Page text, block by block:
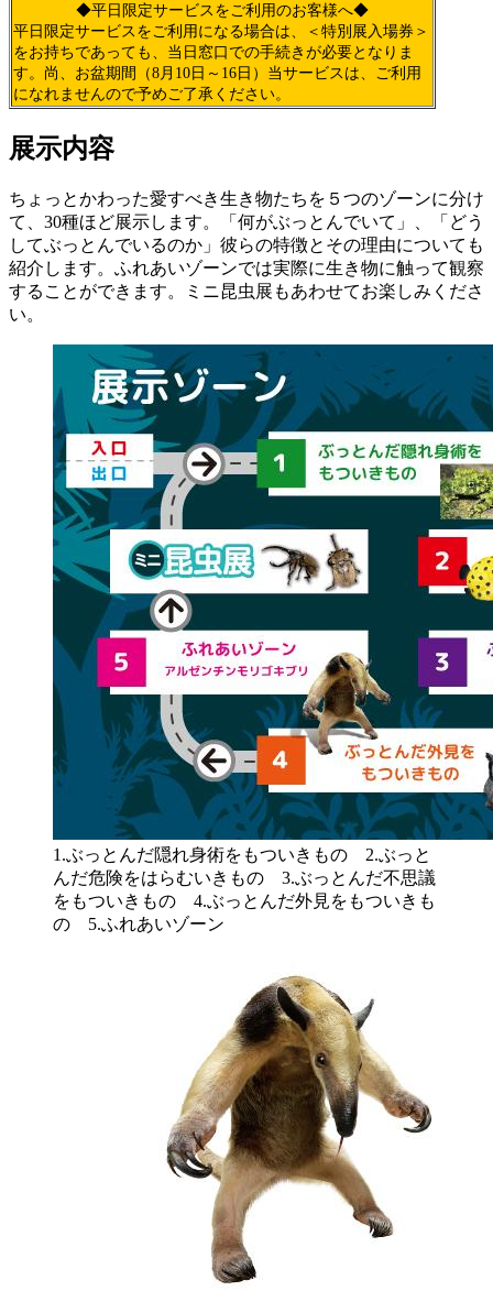
◆平日限定サービスをご利用のお客様へ◆
平日限定サービスをご利用になる場合は、＜特別展入場券＞
をお持ちであっても、当日窓口での手続きが必要となりま
す。尚、お盆期間（8月10日～16日）当サービスは、ご利用
になれませんので予めご了承ください。
展示内容
ちょっとかわった愛すべき生き物たちを５つのゾーンに分け
て、30種ほど展示します。「何がぶっとんでいて」、「どう
してぶっとんでいるのか」彼らの特徴とその理由についても
紹介します。ふれあいゾーンでは実際に生き物に触って観察
することができます。ミニ昆虫展もあわせてお楽しみくださ
い。
1.ぶっとんだ隠れ身術をもついきもの 2.ぶっと
んだ危険をはらむいきもの 3.ぶっとんだ不思議
をもついきもの 4.ぶっとんだ外見をもついきも
の 5.ふれあいゾーン